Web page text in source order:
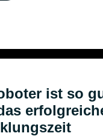
ist so